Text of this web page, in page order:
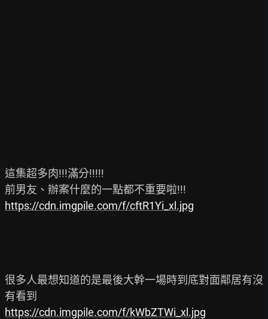
這集超多肉!!!滿分!!!!!
https://cdn.imgpile.com/f/cftR1Yi_xl.jpg
很多人最想知道的是最後大幹一場時到底對面鄰居有沒
https://cdn.imgpile.com/f/kWbZTWi_xl.jpg